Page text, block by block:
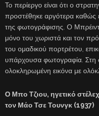
Το περίεργο είναι ότι ο
προστέθηκε αργότερα καθώς
της φωτογράφισης. Ο
μόνο του χωριστά και τον
του ομαδικού πορτρέτου,
υπάρχουσα φωτογραφία. Στη
ολοκληρωμένη εικόνα με
Ο Μπο Τζιου, ηγετικό
τον Μάο Τσε Τουνγκ (1937)